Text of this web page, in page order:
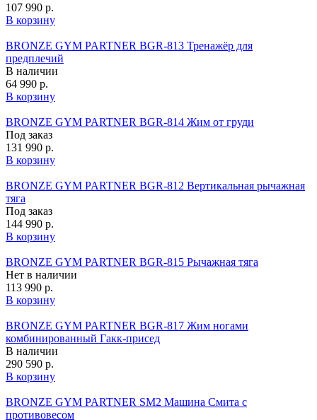
107 990 р.
В корзину
BRONZE GYM PARTNER BGR-813 Тренажёр для
предплечий
В наличии
64 990 р.
В корзину
BRONZE GYM PARTNER BGR-814 Жим от груди
Под заказ
131 990 р.
В корзину
BRONZE GYM PARTNER BGR-812 Вертикальная рычажная
тяга
Под заказ
144 990 р.
В корзину
BRONZE GYM PARTNER BGR-815 Рычажная тяга
Нет в наличии
113 990 р.
В корзину
BRONZE GYM PARTNER BGR-817 Жим ногами
комбинированный Гакк-присед
В наличии
290 590 р.
В корзину
BRONZE GYM PARTNER SM2 Машина Смита с
противовесом